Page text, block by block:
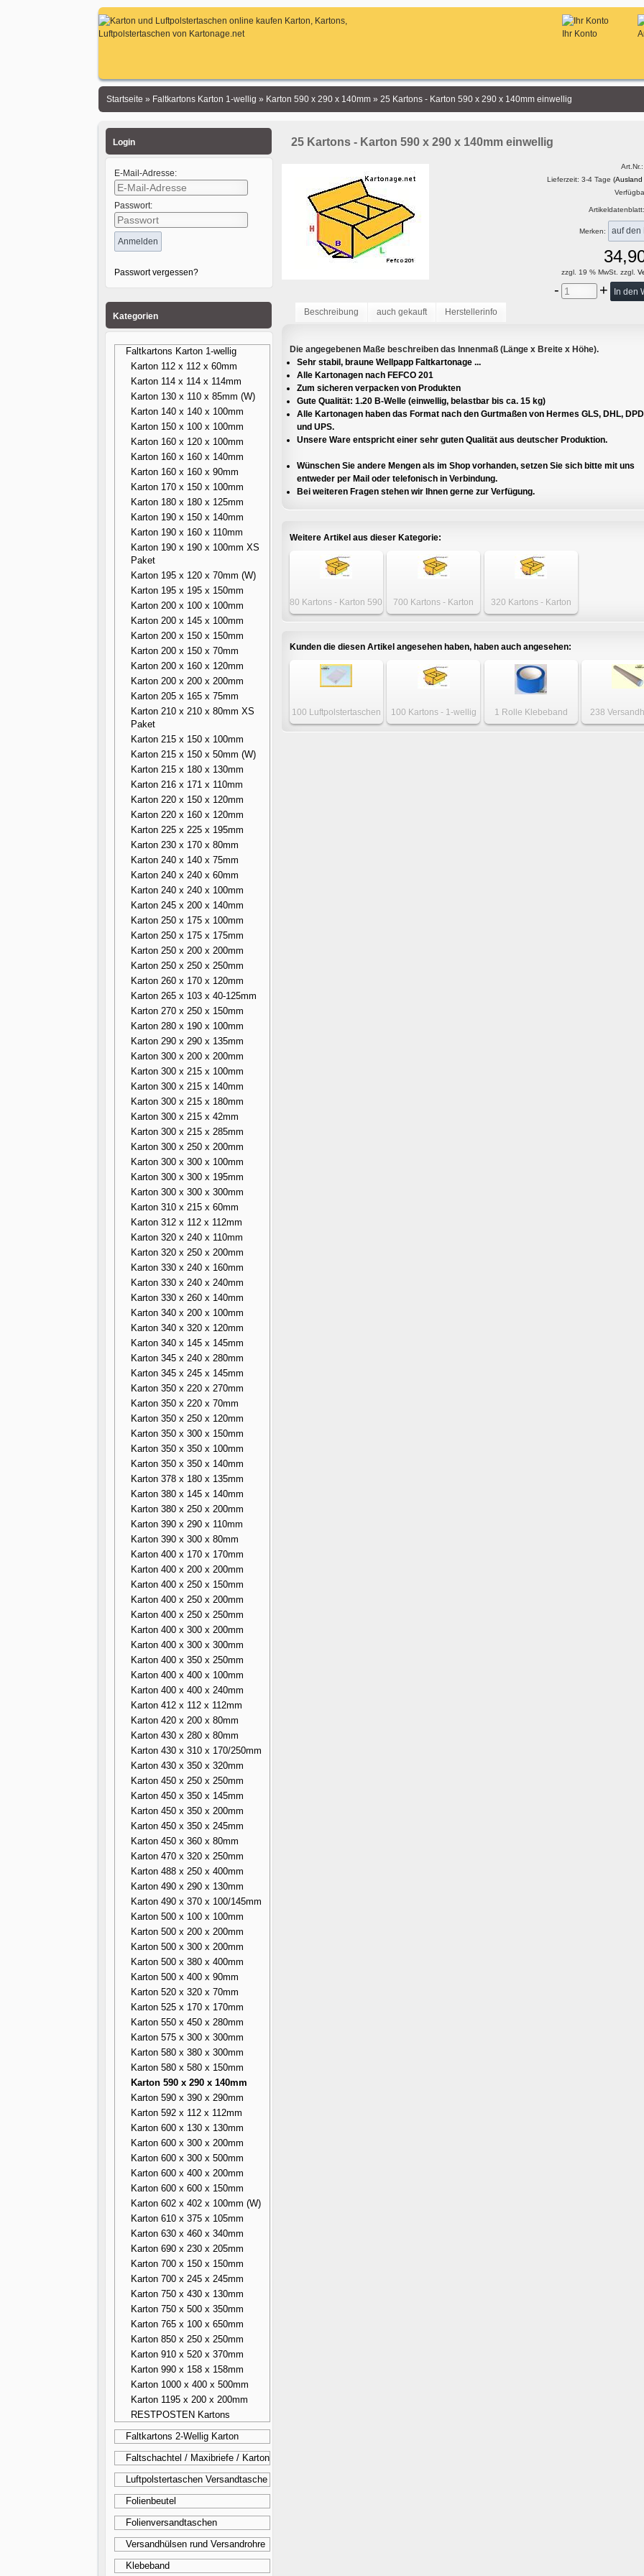
Ihr Konto
Startseite » Faltkartons Karton 1-wellig » Karton 590 x 290 x 140mm» 25 Kartons - Karton 590 x 290 x 140mm einwellig
Login
E-Mail-Adresse:
Passwort:
Passwort vergessen?
Kategorien
Faltkartons Karton 1-wellig
Karton 112 x 112 x 60mm
Karton 114 x 114 x 114mm
Karton 130 x 110 x 85mm (W)
Karton 140 x 140 x 100mm
Karton 150 x 100 x 100mm
Karton 160 x 120 x 100mm
Karton 160 x 160 x 140mm
Karton 160 x 160 x 90mm
Karton 170 x 150 x 100mm
Karton 180 x 180 x 125mm
Karton 190 x 150 x 140mm
Karton 190 x 160 x 110mm
Karton 190 x 190 x 100mm XS
Paket
Karton 195 x 120 x 70mm (W)
Karton 195 x 195 x 150mm
Karton 200 x 100 x 100mm
Karton 200 x 145 x 100mm
Karton 200 x 150 x 150mm
Karton 200 x 150 x 70mm
Karton 200 x 160 x 120mm
Karton 200 x 200 x 200mm
Karton 205 x 165 x 75mm
Karton 210 x 210 x 80mm XS
Paket
Karton 215 x 150 x 100mm
Karton 215 x 150 x 50mm (W)
Karton 215 x 180 x 130mm
Karton 216 x 171 x 110mm
Karton 220 x 150 x 120mm
Karton 220 x 160 x 120mm
Karton 225 x 225 x 195mm
Karton 230 x 170 x 80mm
Karton 240 x 140 x 75mm
Karton 240 x 240 x 60mm
Karton 240 x 240 x 100mm
Karton 245 x 200 x 140mm
Karton 250 x 175 x 100mm
Karton 250 x 175 x 175mm
Karton 250 x 200 x 200mm
Karton 250 x 250 x 250mm
Karton 260 x 170 x 120mm
Karton 265 x 103 x 40-125mm
Karton 270 x 250 x 150mm
Karton 280 x 190 x 100mm
Karton 290 x 290 x 135mm
Karton 300 x 200 x 200mm
Karton 300 x 215 x 100mm
Karton 300 x 215 x 140mm
Karton 300 x 215 x 180mm
Karton 300 x 215 x 42mm
Karton 300 x 215 x 285mm
Karton 300 x 250 x 200mm
Karton 300 x 300 x 100mm
Karton 300 x 300 x 195mm
Karton 300 x 300 x 300mm
Karton 310 x 215 x 60mm
Karton 312 x 112 x 112mm
Karton 320 x 240 x 110mm
Karton 320 x 250 x 200mm
Karton 330 x 240 x 160mm
Karton 330 x 240 x 240mm
Karton 330 x 260 x 140mm
Karton 340 x 200 x 100mm
Karton 340 x 320 x 120mm
Karton 340 x 145 x 145mm
Karton 345 x 240 x 280mm
Karton 345 x 245 x 145mm
Karton 350 x 220 x 270mm
Karton 350 x 220 x 70mm
Karton 350 x 250 x 120mm
Karton 350 x 300 x 150mm
Karton 350 x 350 x 100mm
Karton 350 x 350 x 140mm
Karton 378 x 180 x 135mm
Karton 380 x 145 x 140mm
Karton 380 x 250 x 200mm
Karton 390 x 290 x 110mm
Karton 390 x 300 x 80mm
Karton 400 x 170 x 170mm
Karton 400 x 200 x 200mm
Karton 400 x 250 x 150mm
Karton 400 x 250 x 200mm
Karton 400 x 250 x 250mm
Karton 400 x 300 x 200mm
Karton 400 x 300 x 300mm
Karton 400 x 350 x 250mm
Karton 400 x 400 x 100mm
Karton 400 x 400 x 240mm
Karton 412 x 112 x 112mm
Karton 420 x 200 x 80mm
Karton 430 x 280 x 80mm
Karton 430 x 310 x 170/250mm
Karton 430 x 350 x 320mm
Karton 450 x 250 x 250mm
Karton 450 x 350 x 145mm
Karton 450 x 350 x 200mm
Karton 450 x 350 x 245mm
Karton 450 x 360 x 80mm
Karton 470 x 320 x 250mm
Karton 488 x 250 x 400mm
Karton 490 x 290 x 130mm
Karton 490 x 370 x 100/145mm
Karton 500 x 100 x 100mm
Karton 500 x 200 x 200mm
Karton 500 x 300 x 200mm
Karton 500 x 380 x 400mm
Karton 500 x 400 x 90mm
Karton 520 x 320 x 70mm
Karton 525 x 170 x 170mm
Karton 550 x 450 x 280mm
Karton 575 x 300 x 300mm
Karton 580 x 380 x 300mm
Karton 580 x 580 x 150mm
Karton 590 x 290 x 140mm
Karton 590 x 390 x 290mm
Karton 592 x 112 x 112mm
Karton 600 x 130 x 130mm
Karton 600 x 300 x 200mm
Karton 600 x 300 x 500mm
Karton 600 x 400 x 200mm
Karton 600 x 600 x 150mm
Karton 602 x 402 x 100mm (W)
Karton 610 x 375 x 105mm
Karton 630 x 460 x 340mm
Karton 690 x 230 x 205mm
Karton 700 x 150 x 150mm
Karton 700 x 245 x 245mm
Karton 750 x 430 x 130mm
Karton 750 x 500 x 350mm
Karton 765 x 100 x 650mm
Karton 850 x 250 x 250mm
Karton 910 x 520 x 370mm
Karton 990 x 158 x 158mm
Karton 1000 x 400 x 500mm
Karton 1195 x 200 x 200mm
RESTPOSTEN Kartons
Faltkartons 2-Wellig Karton
Faltschachtel / Maxibriefe / Karton
Luftpolstertaschen Versandtasche
Folienbeutel
Folienversandtaschen
Versandhülsen rund Versandrohre
Klebeband
25 Kartons - Karton 590 x 290 x 140mm einwellig
Art.Nr.:
Lieferzeit: 3-4 Tage
Artikeldatenblatt:
Merken:
zzgl. 19 % MwSt. zzgl.
- +
Beschreibung auch gekauft Herstellerinfo
Die angegebenen Maße beschreiben das Innenmaß (Länge x Breite x Höhe).
Sehr stabil, braune Wellpapp Faltkartonage ...
Alle Kartonagen nach FEFCO 201
Zum sicheren verpacken von Produkten
Gute Qualität: 1.20 B-Welle (einwellig, belastbar bis ca. 15 kg)
Alle Kartonagen haben das Format nach den Gurtmaßen von Hermes GLS, DHL, DPD
und UPS.
Unsere Ware entspricht einer sehr guten Qualität aus deutscher Produktion.
Wünschen Sie andere Mengen als im Shop vorhanden, setzen Sie sich bitte mit uns
entweder per Mail oder telefonisch in Verbindung.
Bei weiteren Fragen stehen wir Ihnen gerne zur Verfügung.
Weitere Artikel aus dieser Kategorie:
80 Kartons - Karton 590
x 290 x 140mm
700 Kartons - Karton
590 x 290 x 140mm
320 Kartons - Karton
590 x 290 x 140mm
Kunden die diesen Artikel angesehen haben, haben auch angesehen:
100 Luftpolstertaschen
- Gr. CD weiß
100 Kartons - 1-wellig
Karton 190 x 190 x
1 Rolle Klebeband
leise blau, 50mm x 66m
238
1120 x 75 x